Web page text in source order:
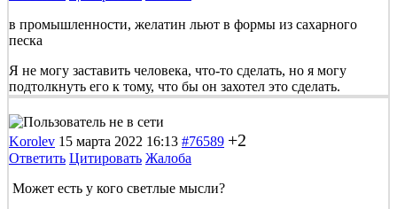
в промышленности, желатин льют в формы из сахарного
песка
Я не могу заставить человека, что-то сделать, но я могу
подтолкнуть его к тому, что бы он захотел это сделать.
Korolev 15 марта 2022 16:13 #76589 +2
Ответить Цитировать Жалоба
Может есть у кого светлые мысли?